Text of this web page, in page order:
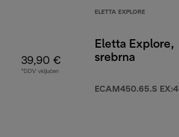
39,90 €
*DDV vključen
ELETTA EXPLORE
Eletta Explore,
srebrna
ECAM450.65.S EX:4